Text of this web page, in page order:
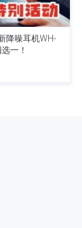
降噪耳机WH-
一！